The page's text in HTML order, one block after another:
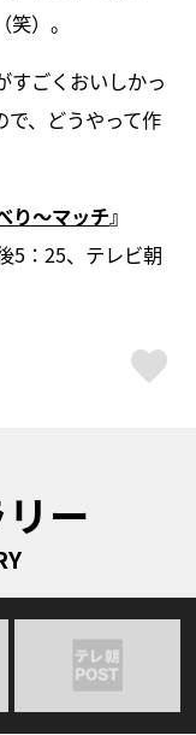
）。
すごくおいしかっ
で、どうやって作
り～マッチ』
5：25、テレビ朝
ー